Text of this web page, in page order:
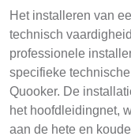
Het installeren van
technisch
professionele
specifieke
Quooker. De
het hoofdleidingnet,
aan de hete en